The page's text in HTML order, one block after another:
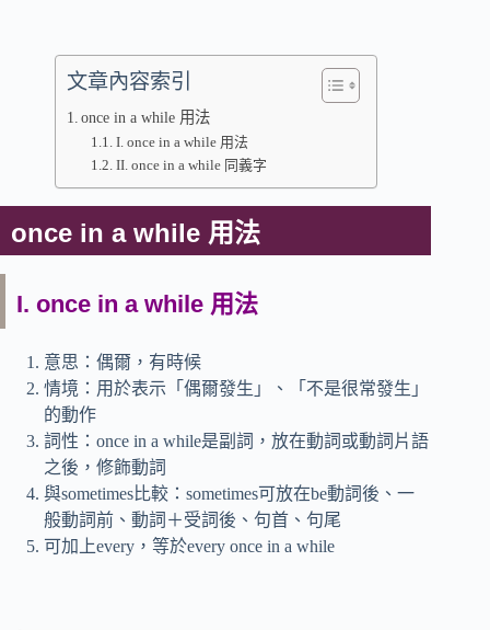
文章內容索引
once in a while 用法
I. once in a while 用法
II. once in a while 同義字
once in a while 用法
I. once in a while 用法
意思：偶爾，有時候
情境：用於表示「偶爾發生」、「不是很常發生」
的動作
詞性：once in a while是副詞，放在動詞或動詞片語
之後，修飾動詞
與sometimes比較：sometimes可放在be動詞後、一
般動詞前、動詞＋受詞後、句首、句尾
可加上every，等於every once in a while